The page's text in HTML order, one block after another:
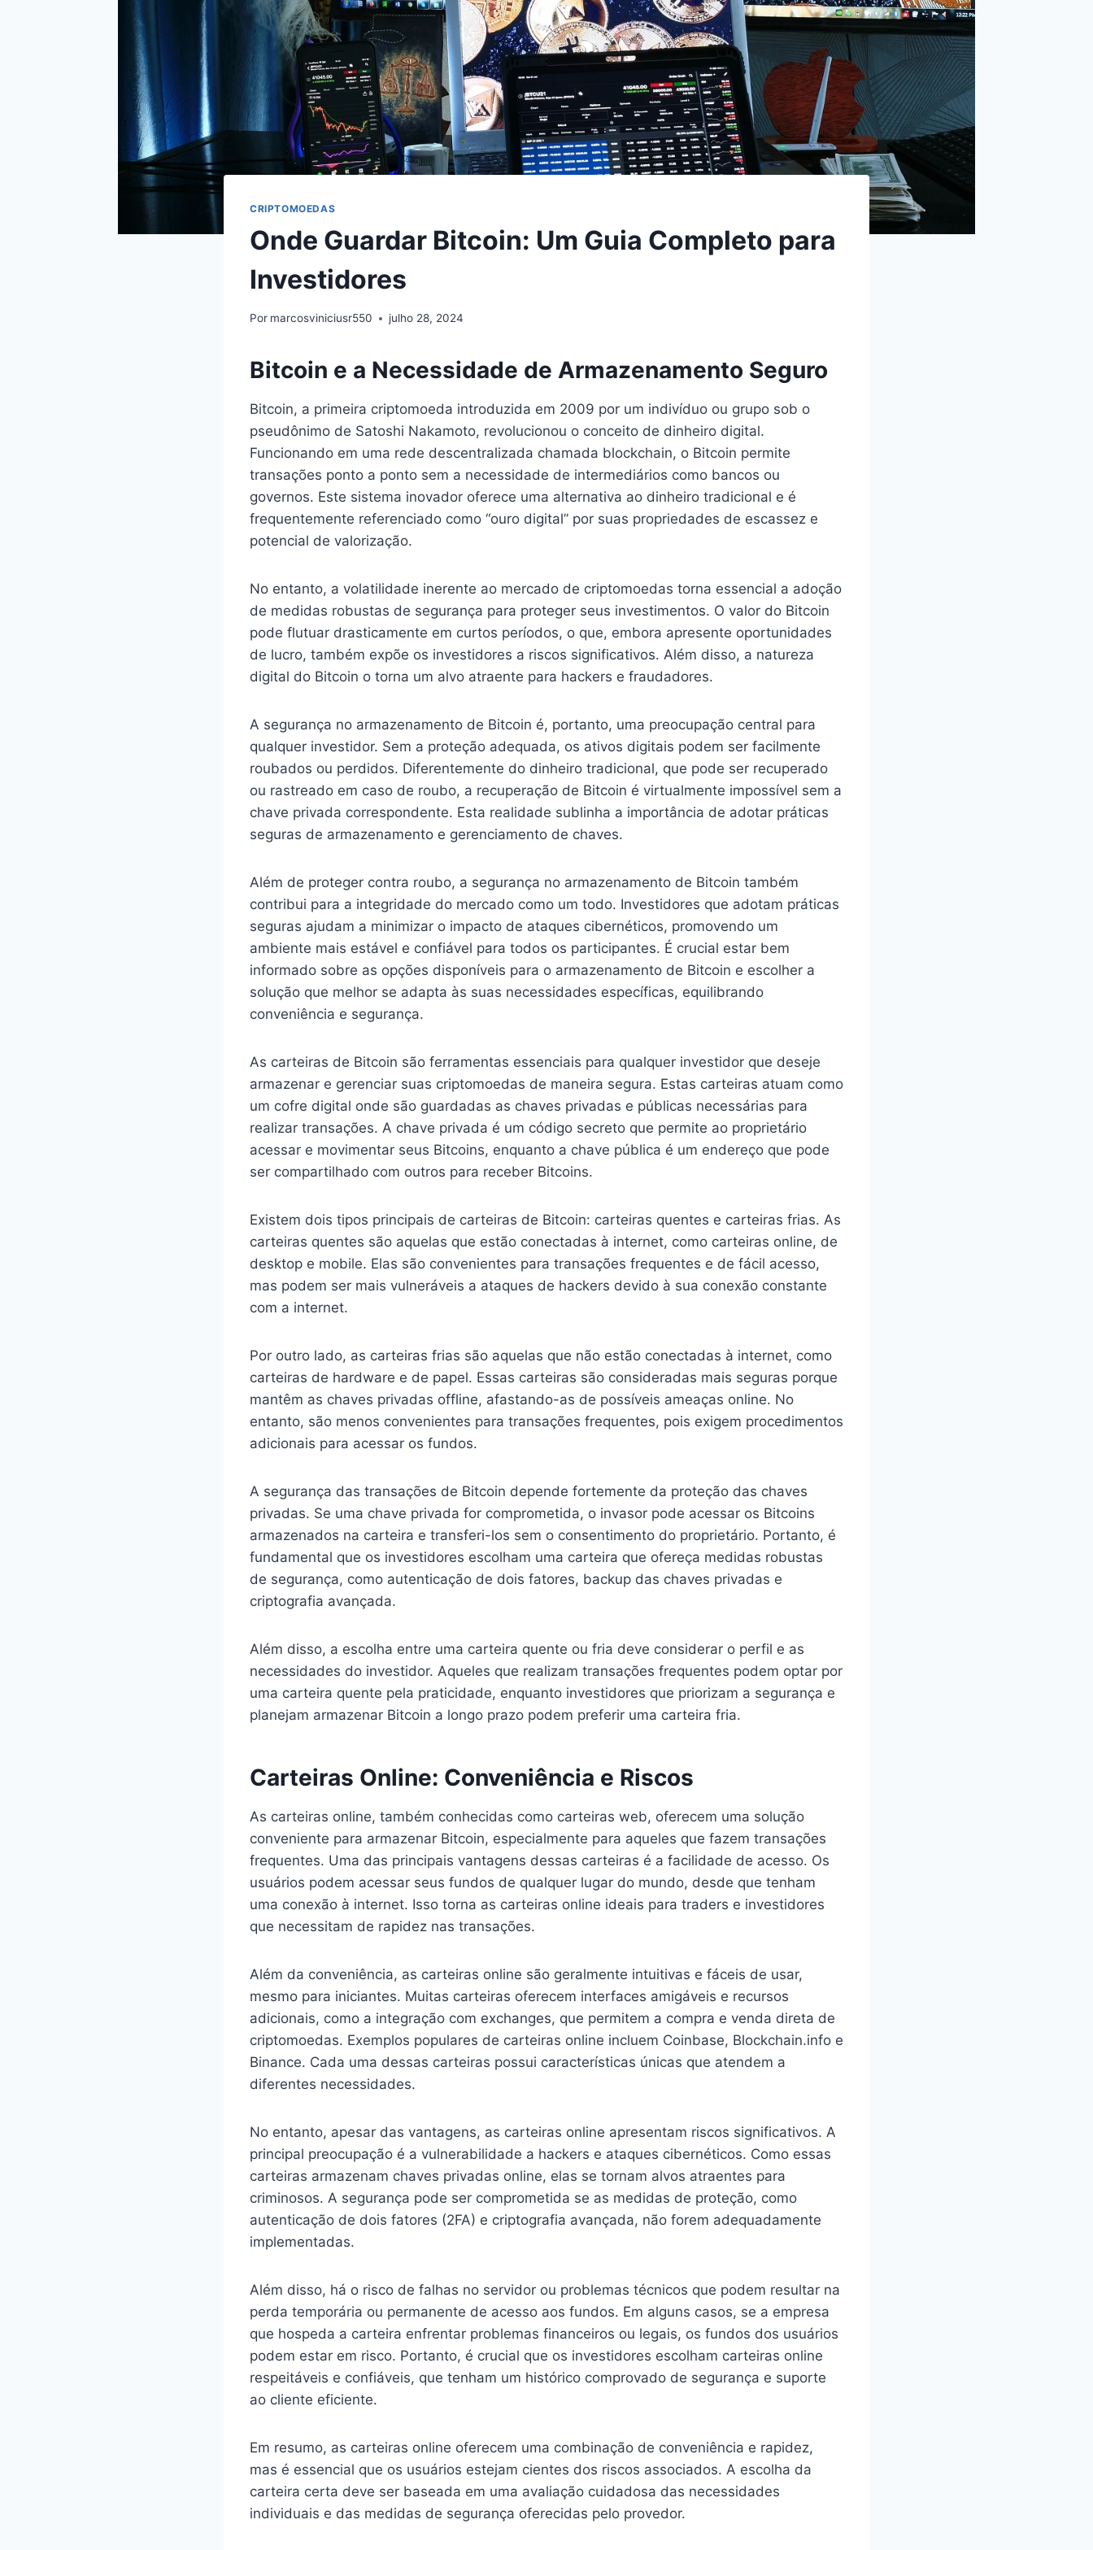
CRIPTOMOEDAS
Onde Guardar Bitcoin: Um Guia Completo para
Investidores
Por marcosviniciusr550 julho 28, 2024
Bitcoin e a Necessidade de Armazenamento Seguro
Bitcoin, a primeira criptomoeda introduzida em 2009 por um indivíduo ou grupo sob o
pseudônimo de Satoshi Nakamoto, revolucionou o conceito de dinheiro digital.
Funcionando em uma rede descentralizada chamada blockchain, o Bitcoin permite
transações ponto a ponto sem a necessidade de intermediários como bancos ou
governos. Este sistema inovador oferece uma alternativa ao dinheiro tradicional e é
frequentemente referenciado como “ouro digital” por suas propriedades de escassez e
potencial de valorização.
No entanto, a volatilidade inerente ao mercado de criptomoedas torna essencial a adoção
de medidas robustas de segurança para proteger seus investimentos. O valor do Bitcoin
pode flutuar drasticamente em curtos períodos, o que, embora apresente oportunidades
de lucro, também expõe os investidores a riscos significativos. Além disso, a natureza
digital do Bitcoin o torna um alvo atraente para hackers e fraudadores.
A segurança no armazenamento de Bitcoin é, portanto, uma preocupação central para
qualquer investidor. Sem a proteção adequada, os ativos digitais podem ser facilmente
roubados ou perdidos. Diferentemente do dinheiro tradicional, que pode ser recuperado
ou rastreado em caso de roubo, a recuperação de Bitcoin é virtualmente impossível sem a
chave privada correspondente. Esta realidade sublinha a importância de adotar práticas
seguras de armazenamento e gerenciamento de chaves.
Além de proteger contra roubo, a segurança no armazenamento de Bitcoin também
contribui para a integridade do mercado como um todo. Investidores que adotam práticas
seguras ajudam a minimizar o impacto de ataques cibernéticos, promovendo um
ambiente mais estável e confiável para todos os participantes. É crucial estar bem
informado sobre as opções disponíveis para o armazenamento de Bitcoin e escolher a
solução que melhor se adapta às suas necessidades específicas, equilibrando
conveniência e segurança.
As carteiras de Bitcoin são ferramentas essenciais para qualquer investidor que deseje
armazenar e gerenciar suas criptomoedas de maneira segura. Estas carteiras atuam como
um cofre digital onde são guardadas as chaves privadas e públicas necessárias para
realizar transações. A chave privada é um código secreto que permite ao proprietário
acessar e movimentar seus Bitcoins, enquanto a chave pública é um endereço que pode
ser compartilhado com outros para receber Bitcoins.
Existem dois tipos principais de carteiras de Bitcoin: carteiras quentes e carteiras frias. As
carteiras quentes são aquelas que estão conectadas à internet, como carteiras online, de
desktop e mobile. Elas são convenientes para transações frequentes e de fácil acesso,
mas podem ser mais vulneráveis a ataques de hackers devido à sua conexão constante
com a internet.
Por outro lado, as carteiras frias são aquelas que não estão conectadas à internet, como
carteiras de hardware e de papel. Essas carteiras são consideradas mais seguras porque
mantêm as chaves privadas offline, afastando-as de possíveis ameaças online. No
entanto, são menos convenientes para transações frequentes, pois exigem procedimentos
adicionais para acessar os fundos.
A segurança das transações de Bitcoin depende fortemente da proteção das chaves
privadas. Se uma chave privada for comprometida, o invasor pode acessar os Bitcoins
armazenados na carteira e transferi-los sem o consentimento do proprietário. Portanto, é
fundamental que os investidores escolham uma carteira que ofereça medidas robustas
de segurança, como autenticação de dois fatores, backup das chaves privadas e
criptografia avançada.
Além disso, a escolha entre uma carteira quente ou fria deve considerar o perfil e as
necessidades do investidor. Aqueles que realizam transações frequentes podem optar por
uma carteira quente pela praticidade, enquanto investidores que priorizam a segurança e
planejam armazenar Bitcoin a longo prazo podem preferir uma carteira fria.
Carteiras Online: Conveniência e Riscos
As carteiras online, também conhecidas como carteiras web, oferecem uma solução
conveniente para armazenar Bitcoin, especialmente para aqueles que fazem transações
frequentes. Uma das principais vantagens dessas carteiras é a facilidade de acesso. Os
usuários podem acessar seus fundos de qualquer lugar do mundo, desde que tenham
uma conexão à internet. Isso torna as carteiras online ideais para traders e investidores
que necessitam de rapidez nas transações.
Além da conveniência, as carteiras online são geralmente intuitivas e fáceis de usar,
mesmo para iniciantes. Muitas carteiras oferecem interfaces amigáveis e recursos
adicionais, como a integração com exchanges, que permitem a compra e venda direta de
criptomoedas. Exemplos populares de carteiras online incluem Coinbase, Blockchain.info e
Binance. Cada uma dessas carteiras possui características únicas que atendem a
diferentes necessidades.
No entanto, apesar das vantagens, as carteiras online apresentam riscos significativos. A
principal preocupação é a vulnerabilidade a hackers e ataques cibernéticos. Como essas
carteiras armazenam chaves privadas online, elas se tornam alvos atraentes para
criminosos. A segurança pode ser comprometida se as medidas de proteção, como
autenticação de dois fatores (2FA) e criptografia avançada, não forem adequadamente
implementadas.
Além disso, há o risco de falhas no servidor ou problemas técnicos que podem resultar na
perda temporária ou permanente de acesso aos fundos. Em alguns casos, se a empresa
que hospeda a carteira enfrentar problemas financeiros ou legais, os fundos dos usuários
podem estar em risco. Portanto, é crucial que os investidores escolham carteiras online
respeitáveis e confiáveis, que tenham um histórico comprovado de segurança e suporte
ao cliente eficiente.
Em resumo, as carteiras online oferecem uma combinação de conveniência e rapidez,
mas é essencial que os usuários estejam cientes dos riscos associados. A escolha da
carteira certa deve ser baseada em uma avaliação cuidadosa das necessidades
individuais e das medidas de segurança oferecidas pelo provedor.